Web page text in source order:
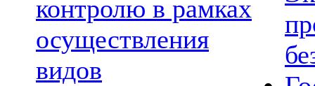
контролю в рамках
осуществления
видов